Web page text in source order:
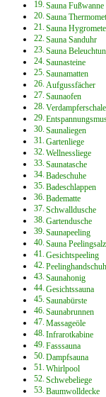
Sauna Fußwanne
Sauna
Sauna
Sauna Sanduhr
Sauna
Saunasteine
Saunamatten
Aufgussfächer
Saunaofen
Verdampferschale
Saunaliegen
Gartenliege
Wellnessliege
Saunatasche
Badeschuhe
Badeschlappen
Badematte
Schwalldusche
Gartendusche
Saunapeeling
Sauna Peelingsalz
Gesichtspeeling
Peelinghandschuh
Saunahonig
Gesichtssauna
Saunabürste
Saunabrunnen
Massageöle
Infrarotkabine
Fasssauna
Dampfsauna
Whirlpool
Schwebeliege
Baumwolldecke